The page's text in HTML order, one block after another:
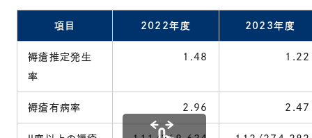
項目 2022年度 2023年度
褥瘡推定発生
率
1.48 1.22
褥瘡有病率 2.96 2.47